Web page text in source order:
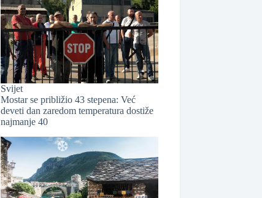
Svijet
Mostar se približio 43 stepena: Već
deveti dan zaredom temperatura dostiže
najmanje 40